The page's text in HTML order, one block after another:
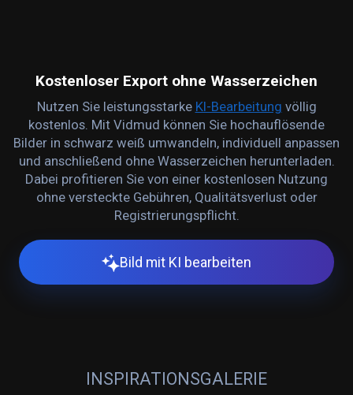
Kostenloser Export ohne Wasserzeichen
Nutzen Sie leistungsstarke KI-Bearbeitung völlig
kostenlos. Mit Vidmud können Sie hochauflösende
Bilder in schwarz weiß umwandeln, individuell anpassen
und anschließend ohne Wasserzeichen herunterladen.
Dabei profitieren Sie von einer kostenlosen Nutzung
ohne versteckte Gebühren, Qualitätsverlust oder
Registrierungspflicht.
Bild mit KI bearbeiten
INSPIRATIONSGALERIE